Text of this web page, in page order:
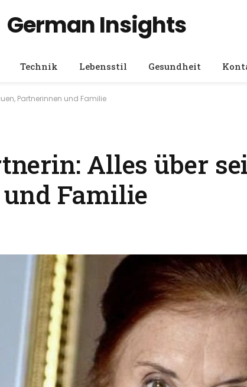
German Insights
Technik Lebensstil Gesundheit
Partnerinnen und Familie
Alles über
Familie